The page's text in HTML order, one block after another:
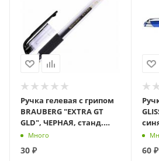
Ручка гелевая с грипом
BRAUBERG "EXTRA GT
GLD", ЧЕРНАЯ, станд.
узел 0,5 мм, линия 0,35
мм, 143919, ш
Много
30 ₽ 60₽